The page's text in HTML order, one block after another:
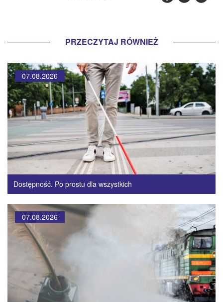
PRZECZYTAJ RÓWNIEŻ
07.08.2026
Dostępność. Po prostu dla wszystkich
07.08.2026